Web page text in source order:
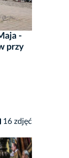
-
przy
16 zdjęć